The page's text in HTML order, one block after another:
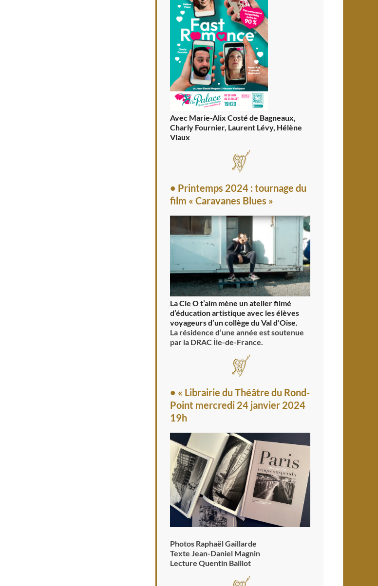
Avec Marie-Alix Costé de Bagneaux,
Charly Fournier, Laurent Lévy, Hélène
Viaux
• Printemps 2024 : tournage du
film « Caravanes Blues »
La Cie O t’aim mène un atelier filmé
d’éducation artistique avec les élèves
voyageurs d’un collège du Val d’Oise.
La résidence d’une année est soutenue
par la DRAC Île-de-France.
• « Librairie du Théâtre du Rond-
Point mercredi 24 janvier 2024
19h
Photos Raphaël Gaillarde
Texte Jean-Daniel Magnin
Lecture Quentin Baillot